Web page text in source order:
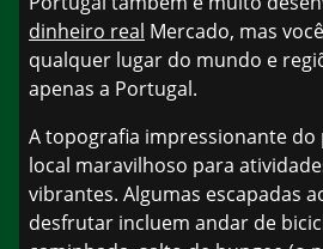
dinheiro real Mercado, mas
qualquer lugar do mundo e
apenas a Portugal.
A topografia impressionante do
local maravilhoso para
vibrantes. Algumas escapadas
desfrutar incluem andar de